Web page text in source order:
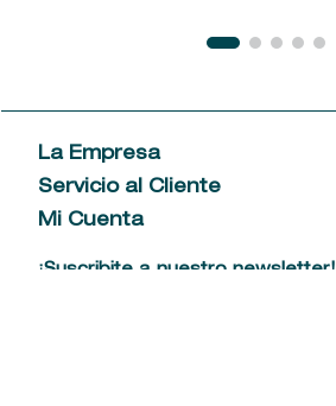
La Empresa
Acerca de las Fragancias
Ventas al por mayor
Servicio al Cliente
Contáctanos
Mi Cuenta
¡Suscribite a nuestro newsletter!